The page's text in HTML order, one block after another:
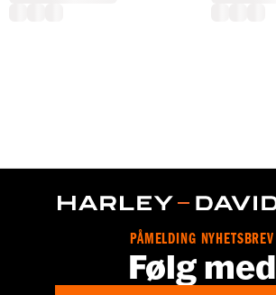
PÅMELDING NYHETSBREV
Følg med